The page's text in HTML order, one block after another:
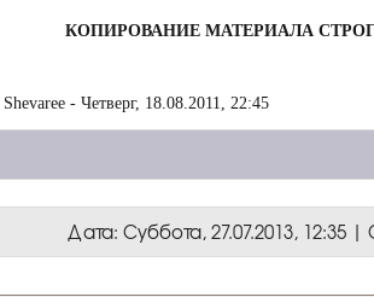
КОПИРОВАНИЕ МАТЕРИАЛА
Shevaree - Четверг, 18.08.2011, 22:45
Дата: Суббота, 27.07.2013, 12:35